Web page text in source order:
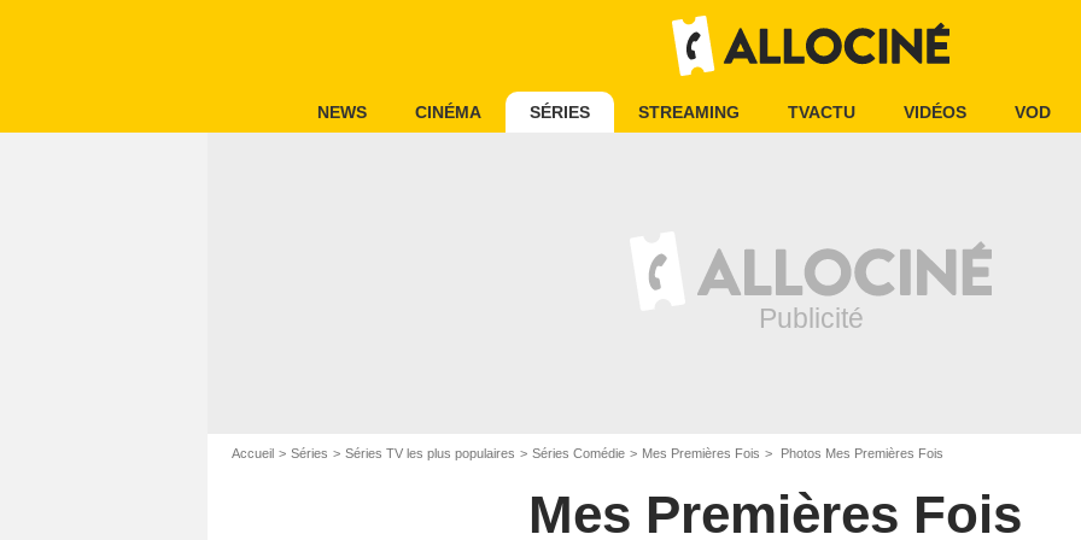
NEWS CINÉMA SÉRIES STREAMING TVACTU VIDÉOS VOD
Accueil Séries Séries TV les plus populaires Séries Comédie Mes Premières Fois Photos Mes Premières Fois
Mes Premières Fois